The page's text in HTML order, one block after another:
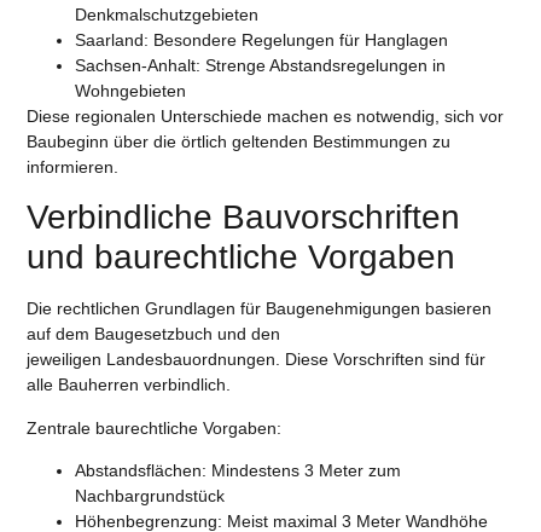
Denkmalschutzgebieten
Saarland: Besondere Regelungen für Hanglagen
Sachsen-Anhalt: Strenge Abstandsregelungen in
Wohngebieten
Diese regionalen Unterschiede machen es notwendig, sich vor
Baubeginn über die örtlich geltenden Bestimmungen zu
informieren.
Verbindliche Bauvorschriften
und baurechtliche Vorgaben
Die rechtlichen Grundlagen für Baugenehmigungen basieren
auf dem Baugesetzbuch und den
jeweiligen Landesbauordnungen. Diese Vorschriften sind für
alle Bauherren verbindlich.
Zentrale baurechtliche Vorgaben:
Abstandsflächen: Mindestens 3 Meter zum
Nachbargrundstück
Höhenbegrenzung: Meist maximal 3 Meter Wandhöhe